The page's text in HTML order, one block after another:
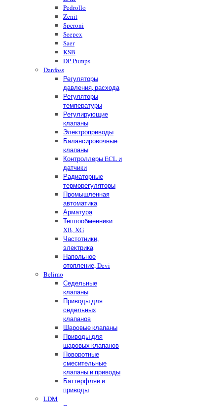
Pedrollo
Zenit
Speroni
Seepex
Saer
KSB
DP-Pumps
Danfoss
Регуляторы
давления, расхода
Регуляторы
температуры
Регулирующие
клапаны
Электроприводы
Балансировочные
клапаны
Контроллеры ECL и
датчики
Радиаторные
терморегуляторы
Промышленная
автоматика
Арматура
Теплообменники
XB, XG
Частотники,
электрика
Напольное
отопление, Devi
Belimo
Седельные
клапаны
Приводы для
седельных
клапанов
Шаровые клапаны
Приводы для
шаровых клапанов
Поворотные
смесительные
клапаны и приводы
Баттерфляи и
приводы
LDM